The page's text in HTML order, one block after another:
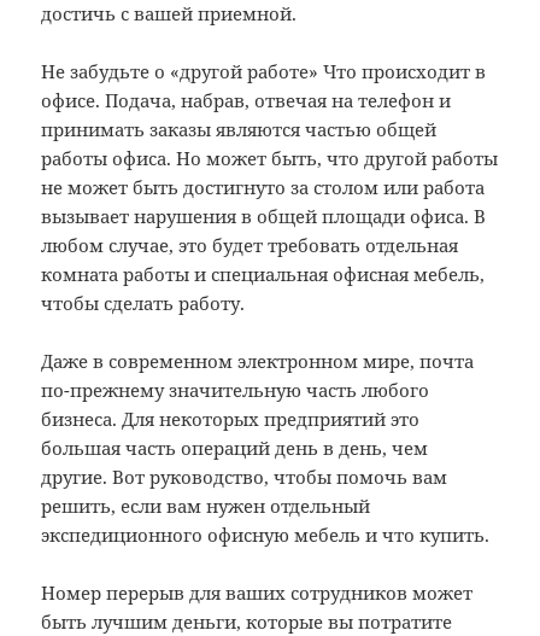
достичь с вашей приемной.
Не забудьте о «другой работе» Что происходит в
офисе. Подача, набрав, отвечая на телефон и
принимать заказы являются частью общей
работы офиса. Но может быть, что другой работы
не может быть достигнуто за столом или работа
вызывает нарушения в общей площади офиса. В
любом случае, это будет требовать отдельная
комната работы и специальная офисная мебель,
чтобы сделать работу.
Даже в современном электронном мире, почта
по-прежнему значительную часть любого
бизнеса. Для некоторых предприятий это
большая часть операций день в день, чем
другие. Вот руководство, чтобы помочь вам
решить, если вам нужен отдельный
экспедиционного офисную мебель и что купить.
Номер перерыв для ваших сотрудников может
быть лучшим деньги, которые вы потратите